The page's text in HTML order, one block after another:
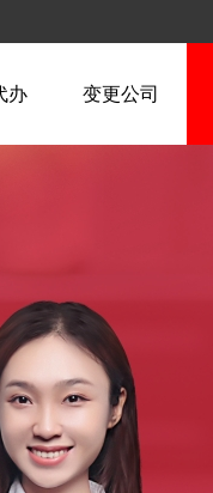
办 变更公司